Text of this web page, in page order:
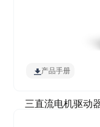
产品手册
三直流电机驱动